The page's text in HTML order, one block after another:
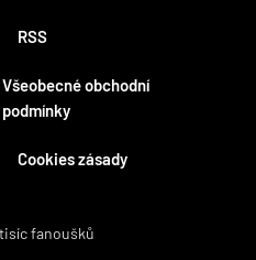
RSS
Všeobecné obchodní
podmínky
Cookies zásady
fanoušků